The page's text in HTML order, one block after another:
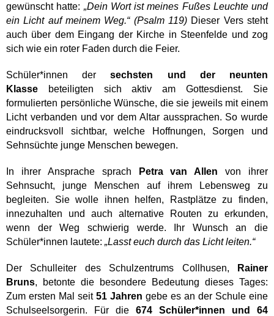
gewünscht hatte: „Dein Wort ist meines Fußes Leuchte und
ein Licht auf meinem Weg.“ (Psalm 119) Dieser Vers steht
auch über dem Eingang der Kirche in Steenfelde und zog
sich wie ein roter Faden durch die Feier.
Schüler*innen dersechsten und der neunten
Klasse beteiligten sich aktiv am Gottesdienst. Sie
formulierten persönliche Wünsche, die sie jeweils mit einem
Licht verbanden und vor dem Altar aussprachen. So wurde
eindrucksvoll sichtbar, welche Hoffnungen, Sorgen und
Sehnsüchte junge Menschen bewegen.
In ihrer Ansprache sprach Petra van Allen von ihrer
Sehnsucht, junge Menschen auf ihrem Lebensweg zu
begleiten. Sie wolle ihnen helfen, Rastplätze zu finden,
innezuhalten und auch alternative Routen zu erkunden,
wenn der Weg schwierig werde. Ihr Wunsch an die
Schüler*innen lautete: „Lasst euch durch das Licht leiten.“
Der Schulleiter des Schulzentrums Collhusen,
Rainer
Bruns, betonte die besondere Bedeutung dieses Tages:
Zum ersten Mal seit 51 Jahren gebe es an der Schule eine
Schulseelsorgerin. Für die 674 Schüler*innen und 64